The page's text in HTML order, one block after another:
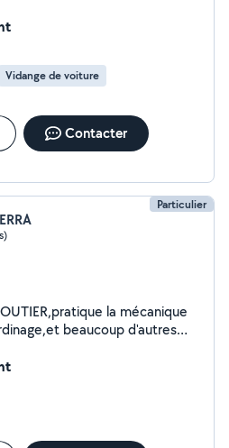
Habitué à travailler
complexes. Soucieux de la
satisfaction client.
Vidange de voiture
Contacter
Particulier
la mécanique
beaucoup d'autres